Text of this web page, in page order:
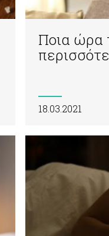
Ποια ώρα
18.03.2021